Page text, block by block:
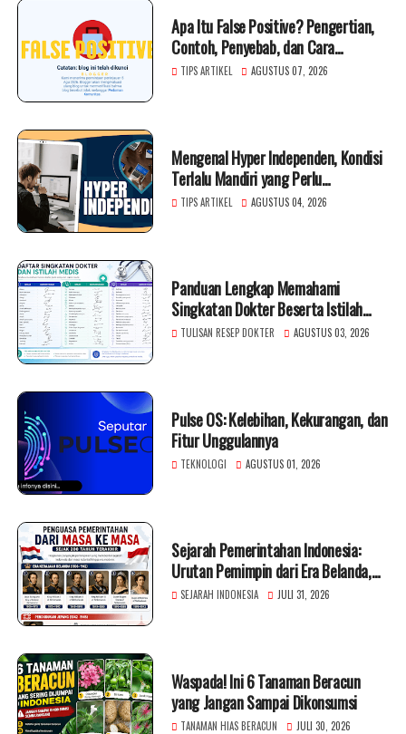
Apa Itu False Positive? Pengertian,
Contoh, Penyebab, dan Cara
Mengatasinya
TIPS ARTIKEL AGUSTUS 07, 2026
Mengenal Hyper Independen, Kondisi
Terlalu Mandiri yang Perlu
Diwaspadai
TIPS ARTIKEL AGUSTUS 04, 2026
Panduan Lengkap Memahami
Singkatan Dokter Beserta Istilah
Medis
TULISAN RESEP DOKTER AGUSTUS 03, 2026
Pulse OS: Kelebihan, Kekurangan, dan
Fitur Unggulannya
TEKNOLOGI AGUSTUS 01, 2026
Sejarah Pemerintahan Indonesia:
Urutan Pemimpin dari Era Belanda,
Jepang, hingga Presiden RI
SEJARAH INDONESIA JULI 31, 2026
Waspada! Ini 6 Tanaman Beracun
yang Jangan Sampai Dikonsumsi
TANAMAN HIAS BERACUN JULI 30, 2026